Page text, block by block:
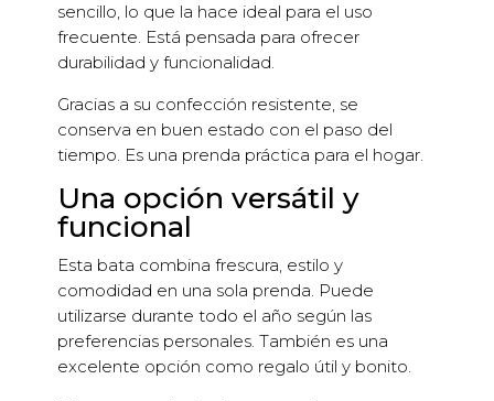
sencillo, lo que la hace ideal para el uso
frecuente. Está pensada para ofrecer
durabilidad y funcionalidad.
Gracias a su confección resistente, se
conserva en buen estado con el paso del
tiempo. Es una prenda práctica para el hogar.
Una opción versátil y
funcional
Esta bata combina frescura, estilo y
comodidad en una sola prenda. Puede
utilizarse durante todo el año según las
preferencias personales. También es una
excelente opción como regalo útil y bonito.